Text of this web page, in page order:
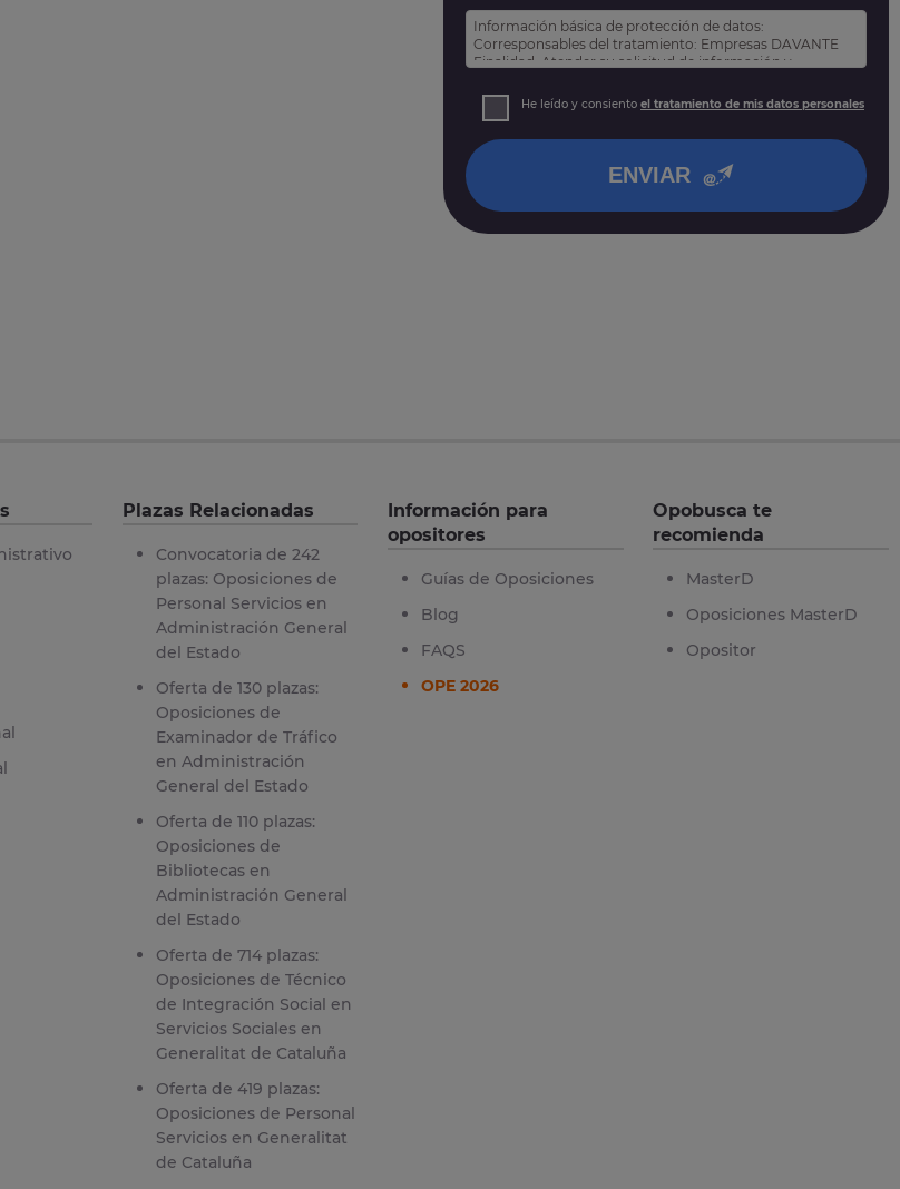
Información básica de protección de datos:
Corresponsables del tratamiento: Empresas DAVANTE
Finalidad: Atender su solicitud de información y
Derechos: Puede acceder, rectificar y suprimir sus
datos, así como otros derechos tal y como se explica
He leído y consiento el tratamiento de mis datos personales
ENVIAR
Plazas Relacionadas
Convocatoria de 242
plazas: Oposiciones de
Personal Servicios en
Administración General
del Estado
Oferta de 130 plazas:
Oposiciones de
Examinador de Tráfico
en Administración
General del Estado
Oferta de 110 plazas:
Oposiciones de
Bibliotecas en
Administración General
del Estado
Oferta de 714 plazas:
Oposiciones de Técnico
de Integración Social en
Servicios Sociales en
Generalitat de Cataluña
Oferta de 419 plazas:
Oposiciones de Personal
Servicios en Generalitat
de Cataluña
Información para
opositores
Guías de Oposiciones
Blog
FAQS
OPE 2026
Opobusca te
recomienda
MasterD
Oposiciones MasterD
Opositor